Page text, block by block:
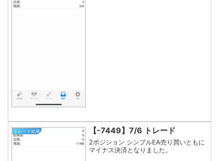
トレード結果 【-7449】7/6 トレード
2ポジション シンプルEA売り買いともに
マイナス決済となりました。